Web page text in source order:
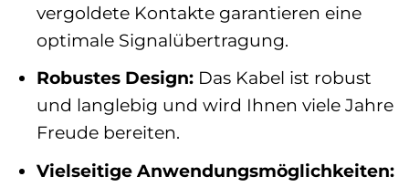
vergoldete Kontakte garantieren eine
optimale Signalübertragung.
Robustes Design:Das Kabel ist robust
und langlebig und wird Ihnen viele Jahre
Freude bereiten.
Vielseitige Anwendungsmöglichkeiten: